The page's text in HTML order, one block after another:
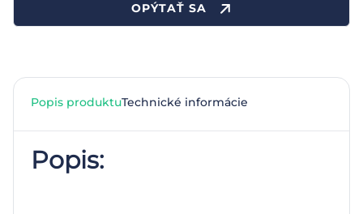
OPÝTAŤ SA
Popis produktuTechnické informácie
Popis: